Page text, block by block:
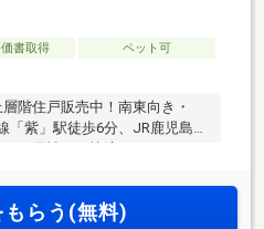
書取得
ペット可
階住戸販売中！南東向き・
「紫」駅徒歩6分、JR鹿児島本
もらう(無料)